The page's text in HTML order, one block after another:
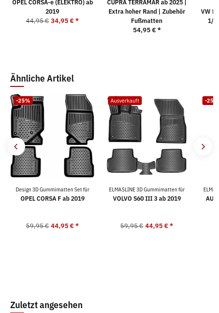
OPEL CORSA-e (ELEKTRO) ab
2019
44,95 € 34,95 €*
CUPRA TERRAMAR ab 2025 |
Extra hoher Rand | Zubehör
Fußmatten
54,95 €*
VW
1/
Ähnliche Artikel
-25%
Design 3D Gummimatten Set für
OPEL CORSA F ab 2019
59,95 € 44,95 €*
Ausverkauft
ELMASLINE 3D Gummimatten für
VOLVO S60 III 3 ab 2019
59,95 € 44,95 €*
-25%
Zuletzt angesehen